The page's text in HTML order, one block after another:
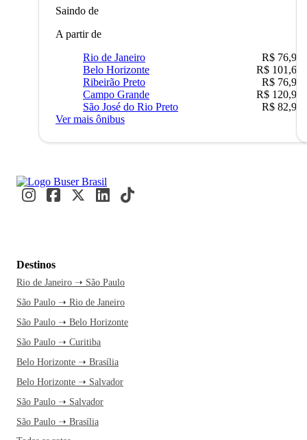
Saindo de
A partir de
Rio de Janeiro
R$ 76,90
Belo Horizonte
R$ 101,67
Ribeirão Preto
R$ 76,90
Campo Grande
R$ 120,90
São José do Rio Preto
R$ 82,90
Ver mais ônibus
Destinos
Rio de Janeiro ➝ São Paulo
São Paulo ➝ Rio de Janeiro
São Paulo ➝ Belo Horizonte
São Paulo ➝ Curitiba
Belo Horizonte ➝ Brasília
Belo Horizonte ➝ Salvador
São Paulo ➝ Salvador
São Paulo ➝ Brasília